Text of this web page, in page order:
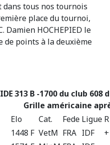
tous nos tournois
place du tournoi,
Damien HOCHEPIED le
de points à la deuxième
313 B -1700 du club 608
Grille américaine
Elo Cat. Fede Ligue
1448 F VetM FRA IDF